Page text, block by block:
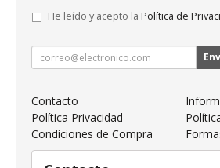
He leído y acepto la Política de
Contacto
Política Privacidad
Condiciones de Compra